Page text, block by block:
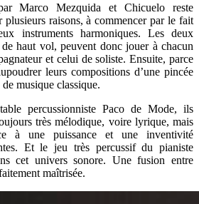
Marco Mezquida et Chicuelo reste
plusieurs raisons, à commencer par le fait
instruments harmoniques. Les deux
haut vol, peuvent donc jouer à chacun
et celui de soliste. Ensuite, parce
leurs compositions d’une pincée
musique classique.
percussionniste Paco de Mode, ils
très mélodique, voire lyrique, mais
à une puissance et une inventivité
Et le jeu très percussif du pianiste
cet univers sonore. Une fusion entre
maîtrisée.